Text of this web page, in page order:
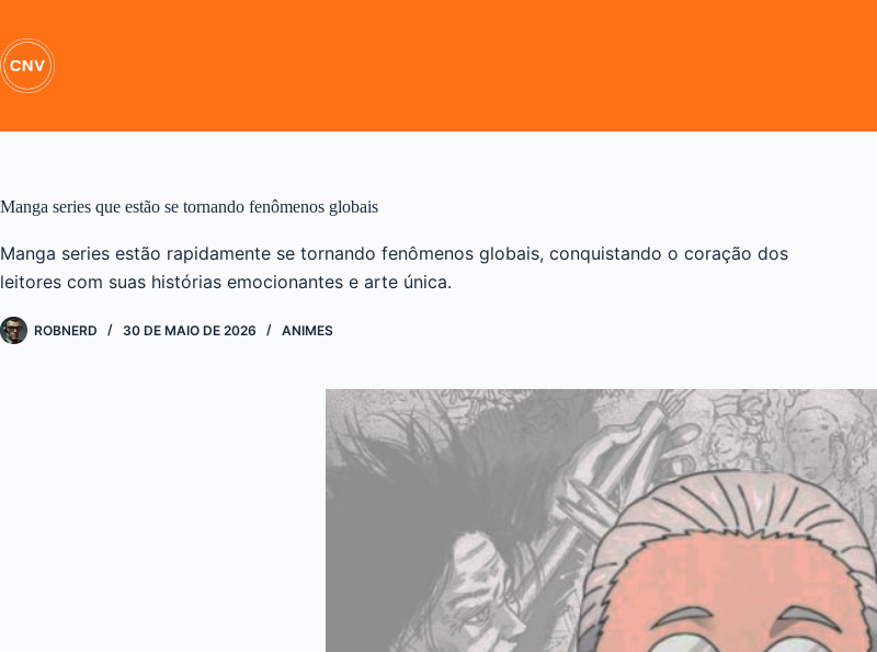
o
conteúdo
Manga series que estão se tornando fenômenos globais
Manga series estão rapidamente se tornando fenômenos globais, conquistando o coração dos
leitores com suas histórias emocionantes e arte única.
ROBNERD 30 DE MAIO DE 2026 ANIMES